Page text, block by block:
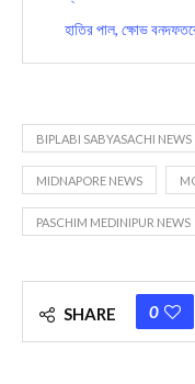
হাতির পাল, ক্ষোভ
BIPLABI SABYASACHI NEWS
MIDNAPORE NEWS
PASCHIM MEDINIPUR NEWS
SHARE 0